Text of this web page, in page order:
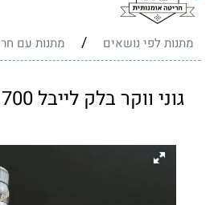
מתנות לפי נושאים / מתנות עם
גוני ווקר בלק לייבל 700 מ"ל עם חריטה אישית